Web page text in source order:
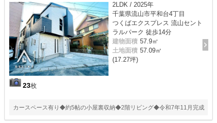
23枚
2LDK / 2025年
千葉県流山市平和台4丁目
つくばエクスプレス 流山セント
ラルパーク 徒歩14分
建物面積 57.9㎡
土地面積 57.09㎡
(17.27坪)
カースペース有り◆約5帖の小屋裏収納◆2階リビング◆令和7年11月完成